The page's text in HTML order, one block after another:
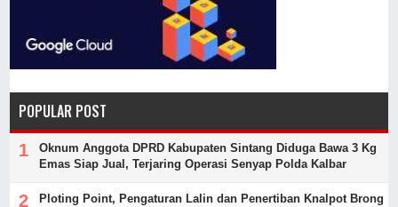
POPULAR POST
Oknum Anggota DPRD Kabupaten Sintang Diduga Bawa 3 Kg
Emas Siap Jual, Terjaring Operasi Senyap Polda Kalbar
Ploting Point, Pengaturan Lalin dan Penertiban Knalpot Brong